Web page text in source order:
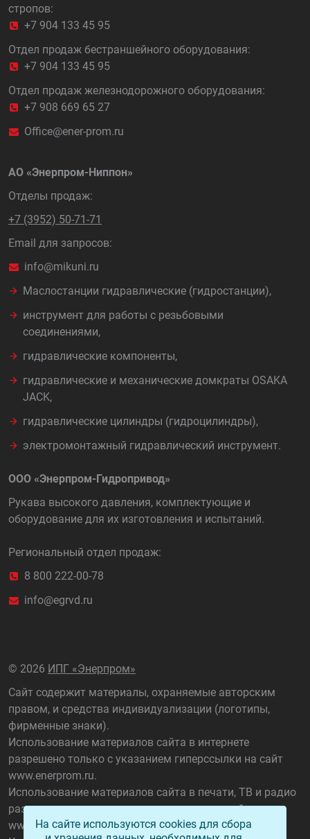
стропов:
+7 904 133 45 95
Отдел продаж бестраншейного оборудования:
+7 904 133 45 95
Отдел продаж железнодорожного оборудования:
+7 908 669 65 27
Office@ener-prom.ru
АО «Энерпром-Ниппон»
Отделы продаж:
+7 (3952) 50-71-71
Email для запросов:
info@mikuni.ru
Маслостанции гидравлические (гидростанции),
инструмент для работы с резьбовыми
соединениями,
гидравлические компоненты,
гидравлические и механические домкраты OSAKA
JACK,
гидравлические цилиндры (гидроцилиндры),
электромонтажный гидравлический инструмент.
ООО «Энерпром-Гидропривод»
Рукава высокого давления, комплектующие и
оборудование для их изготовления и испытаний.
Региональный отдел продаж:
8 800 222-00-78
info@egrvd.ru
© 2026 ИПГ «Энерпром»
Сайт содержит материалы, охраняемые авторским
правом, и средства индивидуализации (логотипы,
фирменные знаки).
Использование материалов сайта в интернете
разрешено только с указанием гиперссылки на сайт
www.enerprom.ru.
Использование материалов сайта в печати, ТВ и радио
разрешено только с указанием названия сайта
www.enerprom.ru.
На сайте используются cookies для сбора